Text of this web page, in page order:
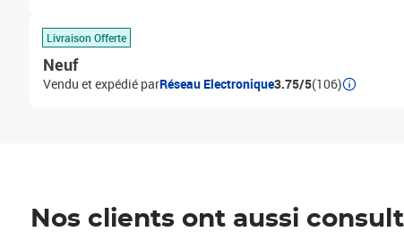
Livraison Offerte
Neuf
Vendu et expédié parRéseau Electronique3.75/5(106)
Nos clients ont aussi